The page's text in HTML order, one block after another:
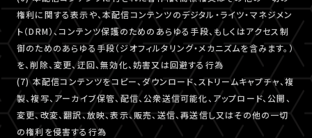
権利に関する表示や、本配信コンテンツのデジタル・ライツ・マネジメン
ト（DRM）、コンテンツ保護のためのあらゆる手段、もしくはアクセス制
御のためのあらゆる手段（ジオフィルタリング・メカニズムを含みます。）
を、削除、変更、迂回、無効化、妨害又は回避する行為
(7) 本配信コンテンツをコピー、ダウンロード、ストリームキャプチャ、複
製、複写、アーカイブ保管、配信、公衆送信可能化、アップロード、公開、
変更、改変、翻訳、放映、表示、販売、送信、再送信し又はその他の一切
の権利を侵害する行為